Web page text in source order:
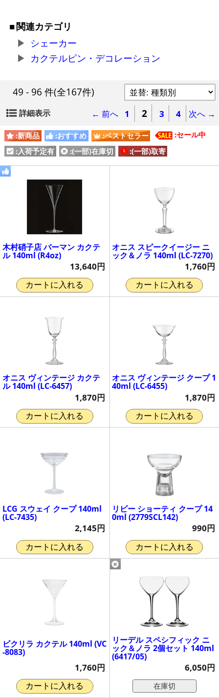
関連カテゴリ
シェーカー
カクテルピン・デコレーション
49 - 96 件(全167件)
詳細表示 ← 前へ 1 2 3 4 次へ →
:新商品 :おすすめ :ベストセラー
:セール中
:入荷予定有
:(一部)在庫切 :(一部)取寄
木村硝子店 バーマン カクテ
ル 140ml (R4oz)
13,640円
カートに入れる
オニス スピークイージー ニ
ック＆ノラ 140ml (LC-7270)
1,760円
カートに入れる
オニス ヴィンテージ カクテ
ル 140ml (LC-6457)
1,870円
カートに入れる
オニス ヴィンテージ クープ 1
40ml (LC-6455)
1,870円
カートに入れる
LCG スウェイ クープ 140ml
(LC-7435)
2,145円
カートに入れる
リビー ショーティ クープ 14
0ml (2779SCL142)
990円
カートに入れる
ビクリラ カクテル 140ml (VC
-8083)
1,760円
カートに入れる
リーデル スペシフィック ニ
ック＆ノラ 2個セット 140ml
(6417/05)
6,050円
在庫切